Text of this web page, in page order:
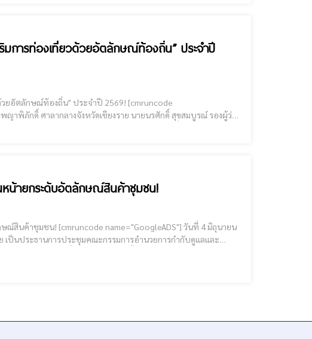
ริมการท่องเที่ยวด้วยอัตลักษณ์ท้องถิ่น” ประจำปี
ณ์ท้องถิ่น" ประจำปี 2569! [cmruncode
หน้ายกระดับอัตลักษณ์สินค้าชุมชน!
วันที่ 4 มิถุนายน
เป็นประธานการประชุมคณะกรรมการอำนวยการกำกับดูแลและ